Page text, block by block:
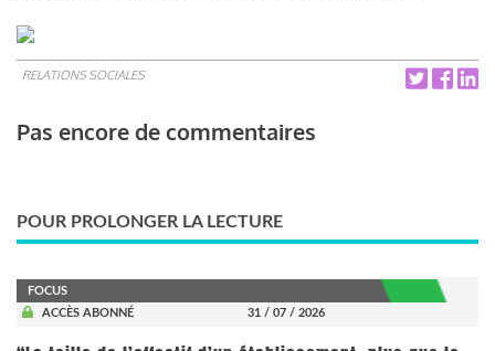
RELATIONS SOCIALES
Pas encore de commentaires
POUR PROLONGER LA LECTURE
FOCUS
ACCÈS ABONNÉ
31 / 07 / 2026